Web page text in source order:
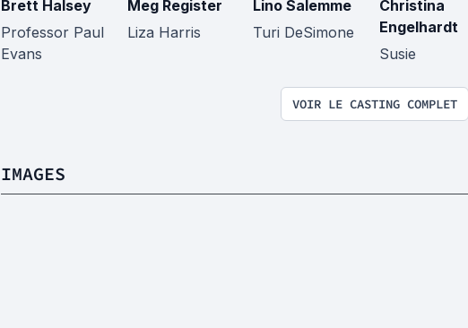
Brett Halsey
Professor Paul
Evans
Meg Register
Liza Harris
Lino Salemme
Turi DeSimone
Christina
Engelhardt
Susie
VOIR LE CASTING COMPLET
IMAGES